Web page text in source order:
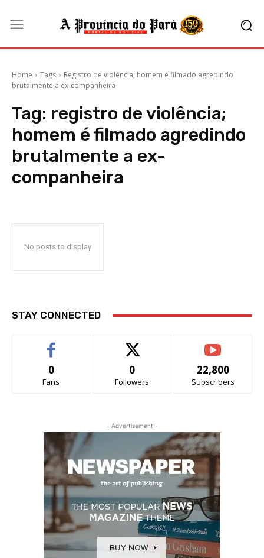
Home Tags
Registro de violência; homem é filmado agredindo
brutalmente a ex-companheira
Tag: registro de violência;
homem é filmado agredindo
brutalmente a ex-
companheira
No posts to display
STAY CONNECTED
0
Fans
0
Followers
22,800
Subscribers
- Advertisement -